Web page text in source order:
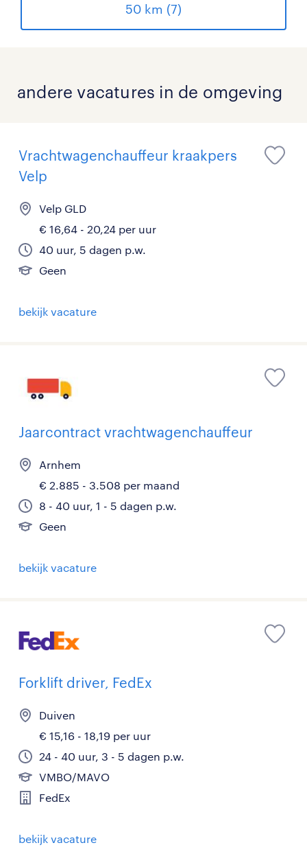
50 km (7)
andere vacatures in de omgeving
Vrachtwagenchauffeur kraakpers
Velp
Velp GLD
€ 16,64 - 20,24 per uur
40 uur, 5 dagen p.w.
Geen
bekijk vacature
Jaarcontract vrachtwagenchauffeur
Arnhem
€ 2.885 - 3.508 per maand
8 - 40 uur, 1 - 5 dagen p.w.
Geen
bekijk vacature
Forklift driver, FedEx
Duiven
€ 15,16 - 18,19 per uur
24 - 40 uur, 3 - 5 dagen p.w.
VMBO/MAVO
FedEx
bekijk vacature